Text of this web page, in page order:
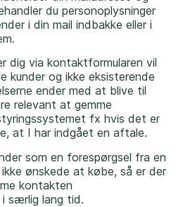
du personoplysninger
i din mail indbakke eller i
dig via kontaktformularen vil
og ikke eksisterende
ender med at blive til
relevant at gemme
fx hvis det er
at I har indgået en aftale.
som en forespørgsel fra en
ønskede at købe, så er der
kontakten
i særlig lang tid.